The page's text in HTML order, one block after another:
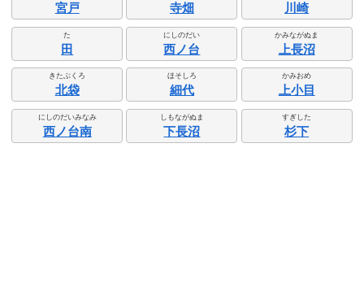
宮戸 寺畑 川崎
た
田
にしのだい
西ノ台
かみながぬま
上長沼
きたぶくろ
北袋
ほそしろ
細代
かみおめ
上小目
にしのだいみなみ
西ノ台南
しもながぬま
下長沼
すぎした
杉下